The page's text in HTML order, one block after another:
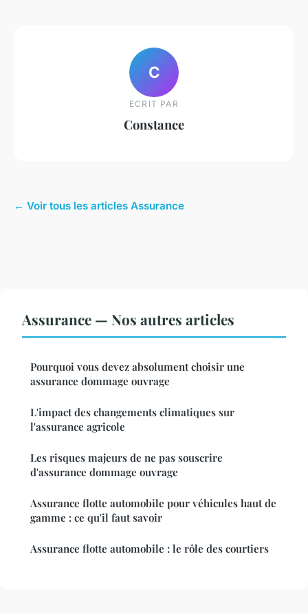
C
ECRIT PAR
Constance
← Voir tous les articles Assurance
Assurance — Nos autres articles
Pourquoi vous devez absolument choisir une
assurance dommage ouvrage
L'impact des changements climatiques sur
l'assurance agricole
Les risques majeurs de ne pas souscrire
d'assurance dommage ouvrage
Assurance flotte automobile pour véhicules haut de
gamme : ce qu'il faut savoir
Assurance flotte automobile : le rôle des courtiers